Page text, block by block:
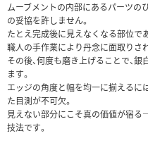
ムーブメントの内部にあるパーツの
の妥協を許しません。
たとえ完成後に見えなくなる部位で
職人の手作業により丹念に面取りさ
その後、何度も磨き上げることで、
ます。
エッジの角度と幅を均一に揃えるに
た目測が不可欠。
見えない部分にこそ真の価値が宿
技法です。